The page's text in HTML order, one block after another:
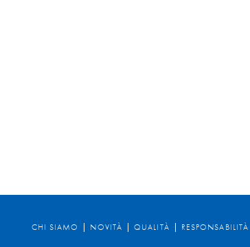
CHI SIAMO NOVITÀ QUALITÀ RESPONSABILITÀ